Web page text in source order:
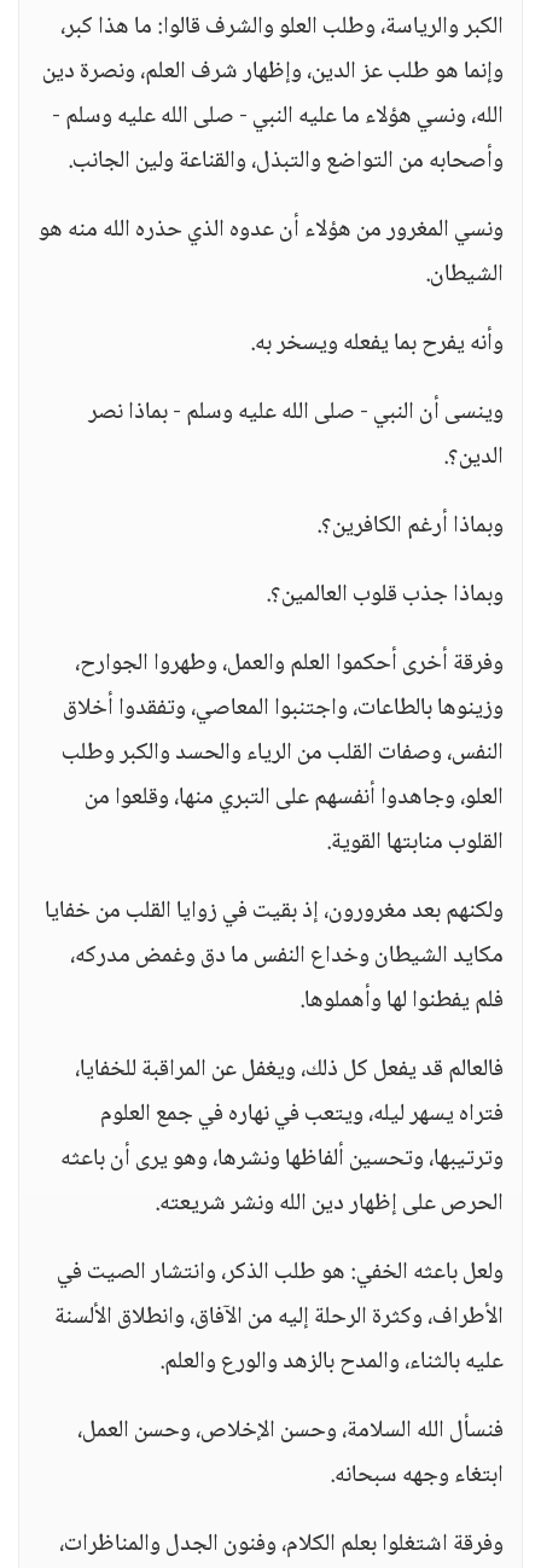
الكبر والرياسة، وطلب العلو والشرف قالوا: ما هذا كبر،
وإنما هو طلب عز الدين، وإظهار شرف العلم، ونصرة دين
الله، ونسي هؤلاء ما عليه النبي - صلى الله عليه وسلم -
وأصحابه من التواضع والتبذل، والقناعة ولين الجانب.
ونسي المغرور من هؤلاء أن عدوه الذي حذره الله منه هو
الشيطان.
وأنه يفرح بما يفعله ويسخر به.
وينسى أن النبي - صلى الله عليه وسلم - بماذا نصر
الدين؟.
وبماذا أرغم الكافرين؟.
وبماذا جذب قلوب العالمين؟.
وفرقة أخرى أحكموا العلم والعمل، وطهروا الجوارح،
وزينوها بالطاعات، واجتنبوا المعاصي، وتفقدوا أخلاق
النفس، وصفات القلب من الرياء والحسد والكبر وطلب
العلو، وجاهدوا أنفسهم على التبري منها، وقلعوا من
القلوب منابتها القوية.
ولكنهم بعد مغرورون، إذ بقيت في زوايا القلب من خفايا
مكايد الشيطان وخداع النفس ما دق وغمض مدركه،
فلم يفطنوا لها وأهملوها.
فالعالم قد يفعل كل ذلك، ويغفل عن المراقبة للخفايا،
فتراه يسهر ليله، ويتعب في نهاره في جمع العلوم
وترتيبها، وتحسين ألفاظها ونشرها، وهو يرى أن باعثه
الحرص على إظهار دين الله ونشر شريعته.
ولعل باعثه الخفي: هو طلب الذكر، وانتشار الصيت في
الأطراف، وكثرة الرحلة إليه من الآفاق، وانطلاق الألسنة
عليه بالثناء، والمدح بالزهد والورع والعلم.
فنسأل الله السلامة، وحسن الإخلاص، وحسن العمل،
ابتغاء وجهه سبحانه.
وفرقة اشتغلوا بعلم الكلام، وفنون الجدل والمناظرات،